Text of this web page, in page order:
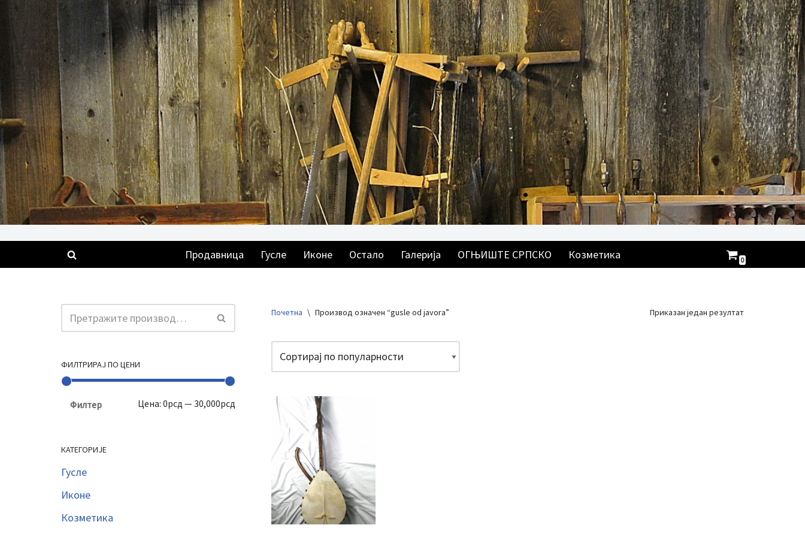
на
садржај
Продавница Гусле Иконе Остало Галерија ОГЊИШТЕ СРПСКО Козметика 0
ФИЛТРИРАЈ ПО ЦЕНИ
Филтер Цена: 0рсд — 30,000рсд
КАТЕГОРИЈЕ
Гусле
Иконе
Козметика
Почетна \ Производ oзначен “gusle od javora” Приказан један резултат